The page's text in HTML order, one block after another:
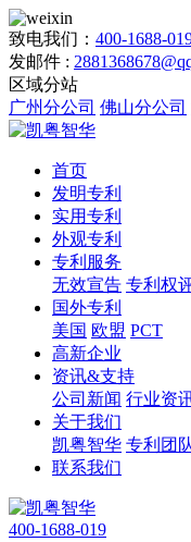
致电我们： 400-1688-
发邮件 :
区域分站
广州分公司 佛山分公司
首页
发明专利
实用专利
外观专利
专利服务
无效宣告 专利权
国外专利
美国 欧盟 PCT
高新企业
资讯&支持
公司新闻 行业资
关于我们
凯粤智华 专利团
联系我们
400-1688-019